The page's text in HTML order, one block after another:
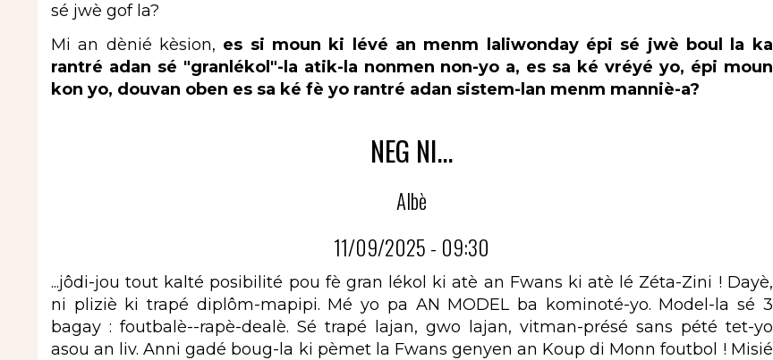
sé jwè gof la?
Mi an dènié kèsion, es si moun ki lévé an menm laliwonday épi sé jwè boul la ka
rantré adan sé "granlékol"-la atik-la nonmen non-yo a, es sa ké vréyé yo, épi moun
kon yo, douvan oben es sa ké fè yo rantré adan sistem-lan menm manniè-a?
NEG NI...
Albè
11/09/2025 - 09:30
...jôdi-jou tout kalté posibilité pou fè gran lékol ki atè an Fwans ki atè lé Zéta-Zini ! Dayè,
ni pliziè ki trapé diplôm-mapipi. Mé yo pa AN MODEL ba kominoté-yo. Model-la sé 3
bagay : foutbalè--rapè-dealè. Sé trapé lajan, gwo lajan, vitman-présé sans pété tet-yo
asou an liv. Anni gadé boug-la ki pèmet la Fwans genyen an Koup di Monn foutbol ! Misié